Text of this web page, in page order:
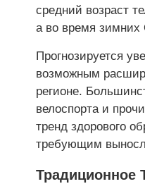
средний возраст
а во время
Прогнозируется
возможным
регионе.
велоспорта и
тренд здорового
требующим
Традиционное